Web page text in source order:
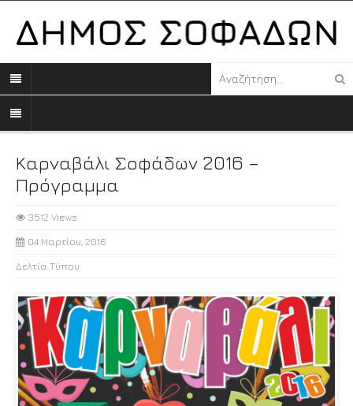
Καρναβάλι Σοφάδων 2016 –
Πρόγραμμα
3512 Views
04 Μαρτίου, 2016
Δελτία Τύπου